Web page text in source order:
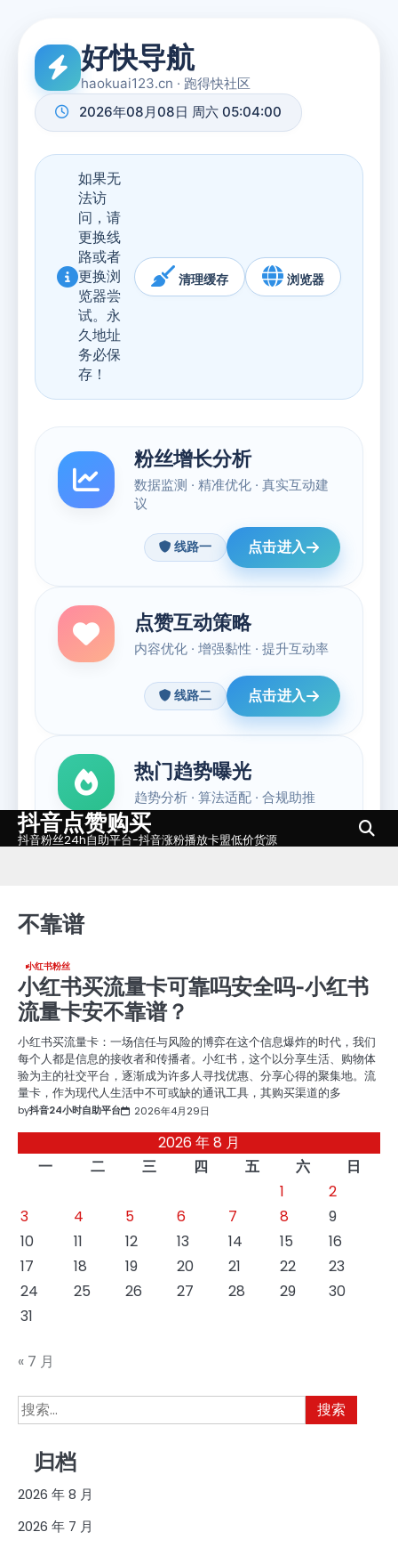
Skip抖音点赞购买
抖音粉丝24h自助平台-抖音涨粉播放卡盟低价货源
不靠谱
小红书粉丝
小红书买流量卡可靠吗安全吗-小红书
流量卡安不靠谱？
小红书买流量卡：一场信任与风险的博弈在这个信息爆炸的时代，我们
每个人都是信息的接收者和传播者。小红书，这个以分享生活、购物体
验为主的社交平台，逐渐成为许多人寻找优惠、分享心得的聚集地。流
量卡，作为现代人生活中不可或缺的通讯工具，其购买渠道的多
by抖音24小时自助平台 2026年4月29日
2026 年 8 月
一
二 三 四 五 六
日
1
2
3
4 5 6 7 8
9
10
11 12 13 14 15
16
17
18 19 20 21 22
23
24
25 26 27 28 29
30
31
« 7 月
搜
索：
归档
2026 年 8 月
2026 年 7 月